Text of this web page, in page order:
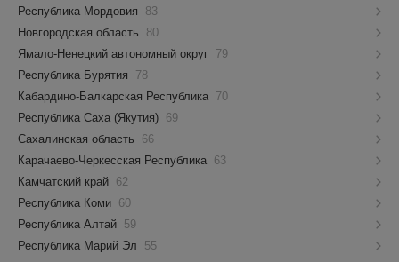
Республика Мордовия
83
Новгородская область
80
Ямало-Ненецкий автономный округ 79
Республика Бурятия
78
Кабардино-Балкарская Республика 70
Республика Саха (Якутия) 69
Сахалинская область
66
Карачаево-Черкесская Республика 63
Камчатский край 62
Республика Коми 60
Республика Алтай 59
Республика Марий Эл
55